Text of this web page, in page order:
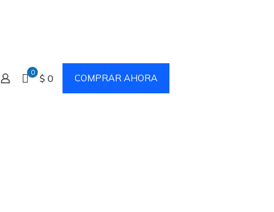
0 $ 0 COMPRAR AHORA